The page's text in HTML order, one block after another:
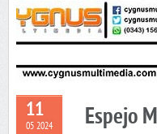
11
05 2024 Espejo